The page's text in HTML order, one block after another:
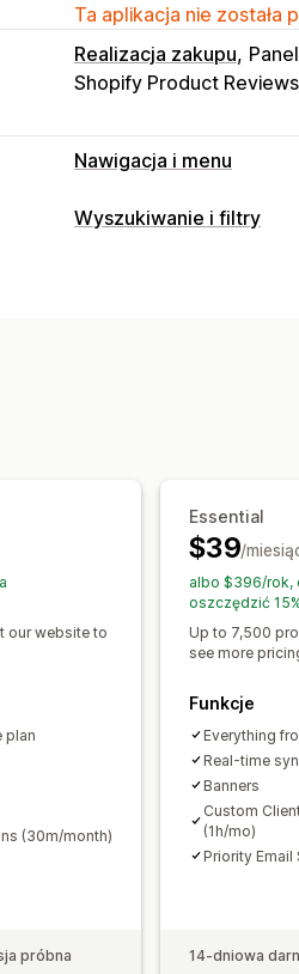
Ta aplikacja nie została
Realizacja zakupu
Shopify Product Reviews
Nawigacja i menu
Styl menu
Wyszukiwanie i filtry
Responsywność na
Style niestandardowe
Strona wyników
Analizy
Śledzenie konwersji
our website to
plan
(30m/month)
próbna
Essential
$39/
albo $396/rok,
oszczędzić
Up to 7,500
see more
Funkcje
Everything
Real-time
Banners
Custom
(1h/mo)
Priority Email
14-dniowa